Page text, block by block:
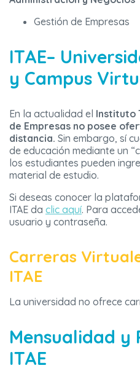
Gestión de Empresas
ITAE–
y Campus
En la actualidad el Instituto
de Empresas no posee
distancia. Sin embargo, sí
de educación mediante un
los estudiantes pueden
material de estudio.
Si deseas conocer la
ITAE da clic aquí. Para
usuario y contraseña.
Carreras
ITAE
La universidad no ofrece
Mensualidad y
ITAE